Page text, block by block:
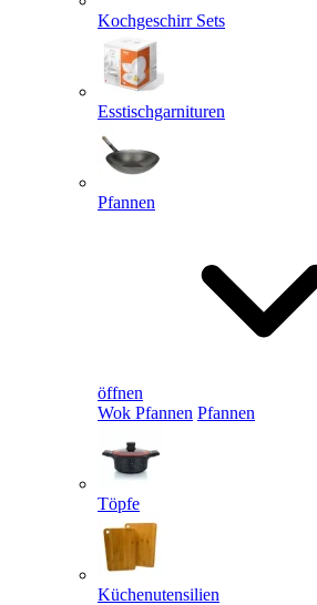
Kochgeschirr Sets
Esstischgarnituren
Pfannen
öffnen
Wok Pfannen Pfannen
Töpfe
Küchenutensilien